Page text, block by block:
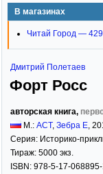
В магазинах
Читай Город —
Дмитрий Полетаев
Форт Росс
авторская книга,
М.: АСТ, Зебра Е
Серия: Историко-
Тираж: 5000 экз.
ISBN: 978-5-17-